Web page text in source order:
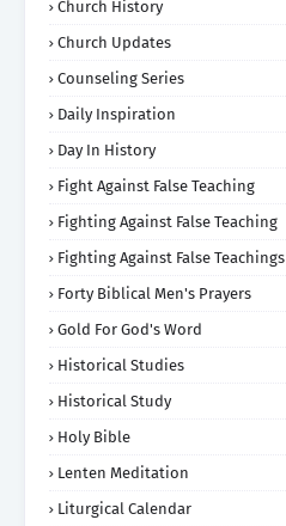
Church History
Church Updates
Counseling Series
Daily Inspiration
Day In History
Fight Against False Teaching
Fighting Against False Teaching
Fighting Against False Teachings
Forty Biblical Men's Prayers
Gold For God's Word
Historical Studies
Historical Study
Holy Bible
Lenten Meditation
Liturgical Calendar